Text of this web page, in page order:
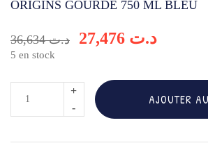
ORIGINS GOURDE 750 ML BLEU
د.ت36,634 د.ت
5 en stock
AJOUTER